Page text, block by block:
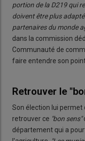
portion de la D219 qui
doivent être plus
partenaires du monde
dans la commission
Communauté de
faire entendre son
Retrouver le
Son élection lui permet
retrouver ce "bon sens"
département qui a